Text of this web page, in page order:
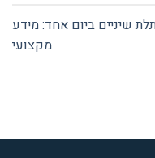
שיניים ביום אחד: מידע
מקצועי